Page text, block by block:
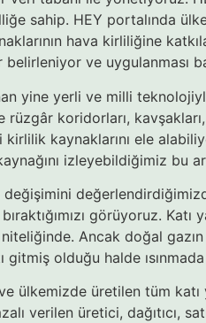
sahip. HEY portalında
hava kirliliğine
ve uygulanması
yine yerli ve milli
rüzgâr koridorları,
kaynaklarını ele
izleyebildiğimiz bu
görüyoruz.
Ancak doğal gazın
olduğu halde
ülkemizde üretilen tüm katı
verilen üretici, dağıtıcı,